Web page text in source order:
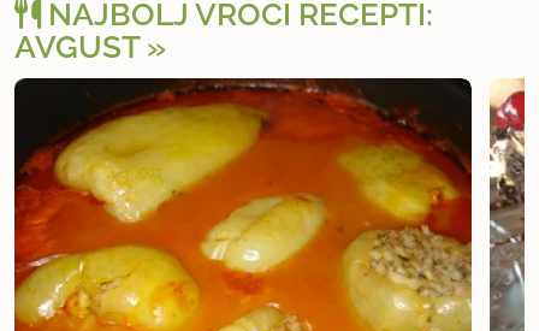
NAJBOLJ VROČI RECEPTI:
AVGUST